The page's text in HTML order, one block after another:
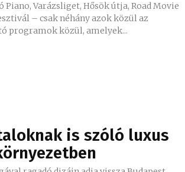
Piano, Varázsliget, Hősök útja, Road Movie
– csak néhány azok közül az
programok közül, amelyek...
is szóló luxus